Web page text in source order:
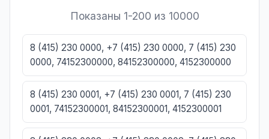
Показаны 1-200 из 10000
8 (415) 230 0000, +7 (415) 230 0000, 7 (415) 230
0000, 74152300000, 84152300000, 4152300000
8 (415) 230 0001, +7 (415) 230 0001, 7 (415) 230
0001, 74152300001, 84152300001, 4152300001